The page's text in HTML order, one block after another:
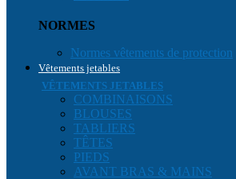
NORMES
Normes vêtements de protection
Vêtements jetables
VÊTEMENTS JETABLES
COMBINAISONS
BLOUSES
TABLIERS
TÊTES
PIEDS
AVANT BRAS & MAINS